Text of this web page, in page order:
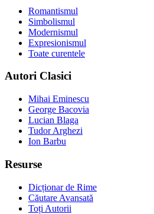
Romantismul
Simbolismul
Modernismul
Expresionismul
Toate curentele
Autori Clasici
Mihai Eminescu
George Bacovia
Lucian Blaga
Tudor Arghezi
Ion Barbu
Resurse
Dicționar de Rime
Căutare Avansată
Toți Autorii